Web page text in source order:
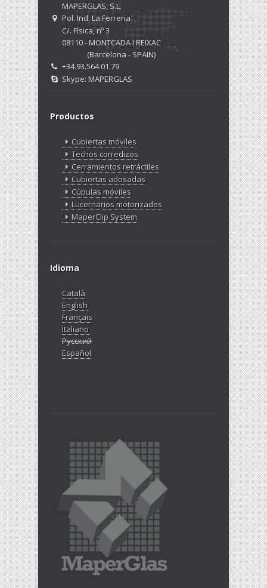
MAPERGLAS, S.L.
Pol. Ind. La Ferreria
C/. Física, nº 3
08110 - MONTCADA I REIXAC
(Barcelona - SPAIN)
+34.93.564.01.79
Skype: MAPERGLAS
Productos
Cubiertas móviles
Techos corredizos
Cerramientos retráctiles
Cubiertas adosadas
Cúpulas móviles
Lucernarios motorizados
MaperClip System
Idioma
Català
English
Français
Italiano
Русский
Español